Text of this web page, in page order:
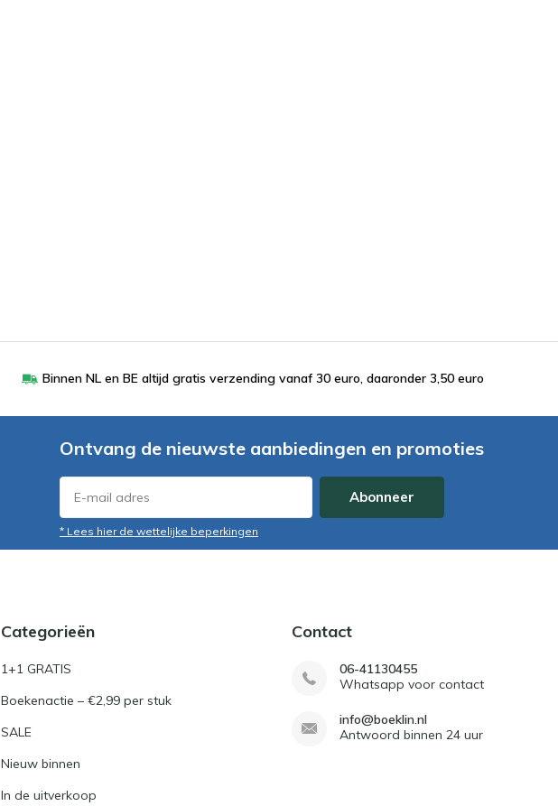
Binnen NL en BE altijd gratis verzending vanaf 30 euro, daaronder 3,50 euro
Ontvang de nieuwste aanbiedingen en promoties
Abonneer
* Lees hier de wettelijke beperkingen
Categorieën
1+1 GRATIS
Boekenactie – €2,99 per stuk
SALE
Nieuw binnen
In de uitverkoop
Contact
06-41130455
Whatsapp voor contact
info@boeklin.nl
Antwoord binnen 24 uur